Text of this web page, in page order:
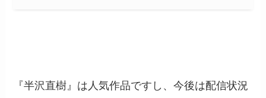
『半沢直樹』は人気作品ですし、今後は配信状況